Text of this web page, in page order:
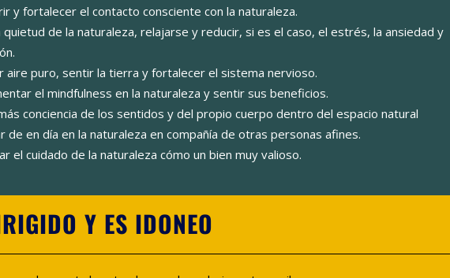
y fortalecer el contacto consciente con la naturaleza.
quietud de la naturaleza, relajarse y reducir, si es el caso, el estrés, la ansiedad y
aire puro, sentir la tierra y fortalecer el sistema nervioso.
el mindfulness en la naturaleza y sentir sus beneficios.
conciencia de los sentidos y del propio cuerpo dentro del espacio natural
de en día en la naturaleza en compañía de otras personas afines.
el cuidado de la naturaleza cómo un bien muy valioso.
Y ES IDONEO